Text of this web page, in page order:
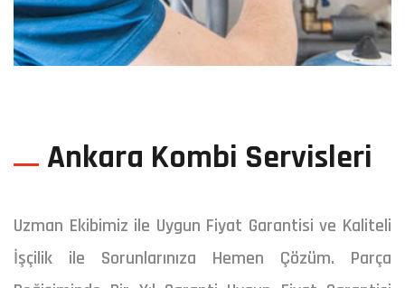
Ankara Kombi Servisleri
Uzman Ekibimiz ile Uygun Fiyat Garantisi ve Kaliteli
İşçilik ile Sorunlarınıza Hemen Çözüm. Parça